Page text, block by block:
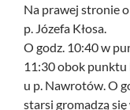
Na prawej stronie
p. Józefa Kłosa.
O godz. 10:40 w
11:30 obok punktu
u p. Nawrotów. O
starsi gromadzą